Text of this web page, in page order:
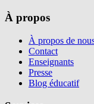
À propos
À propos de
Contact
Enseignants
Presse
Blog éducatif